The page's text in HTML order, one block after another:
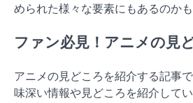
められた様々な要素にもあるのかも
ファン必見！アニメの見
アニメの見どころを紹介する記事
味深い情報や見どころを紹介して